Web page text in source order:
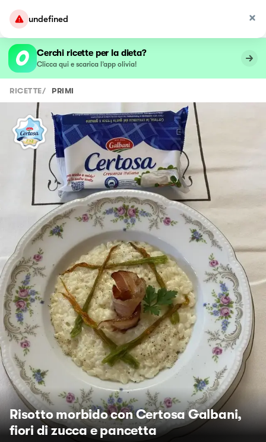
undefined
Cerchi ricette per la dieta?
Clicca qui e scarica l’app olivia!
RICETTE/ PRIMI
Risotto morbido con Certosa Galbani,
fiori di zucca e pancetta